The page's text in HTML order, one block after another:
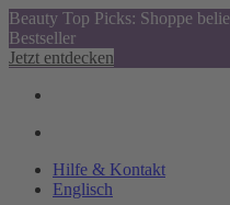
Beauty Top Picks: Shoppe
Bestseller
Jetzt entdecken
Hilfe & Kontakt
Englisch